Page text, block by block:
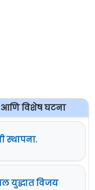
आणि विशेष घटना
स्थापना.
युद्धात विजय